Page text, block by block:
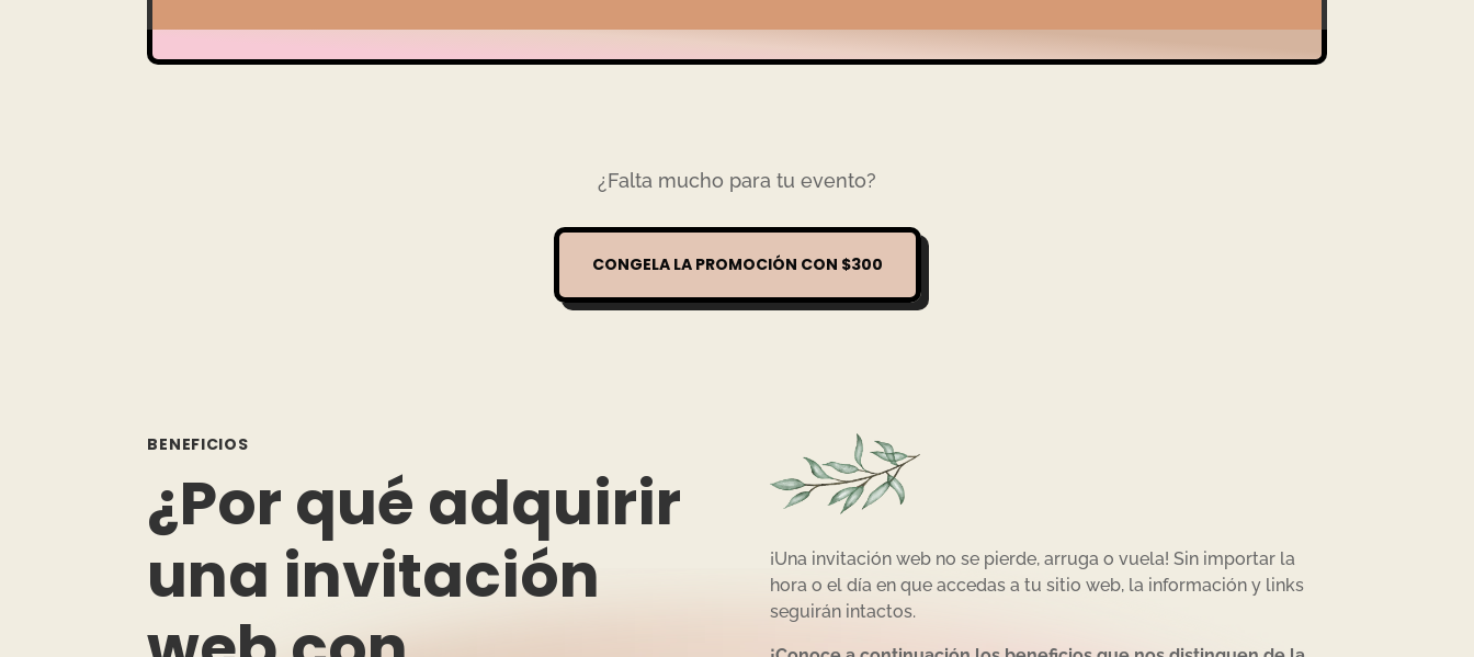
¿Falta mucho para tu evento?
CONGELA LA PROMOCIÓN CON $300
BENEFICIOS
¿Por qué adquirir
una invitación
¡Una invitación web no se pierde, arruga o vuela! Sin importar la
hora o el día en que accedas a tu sitio web, la información y links
seguirán intactos.